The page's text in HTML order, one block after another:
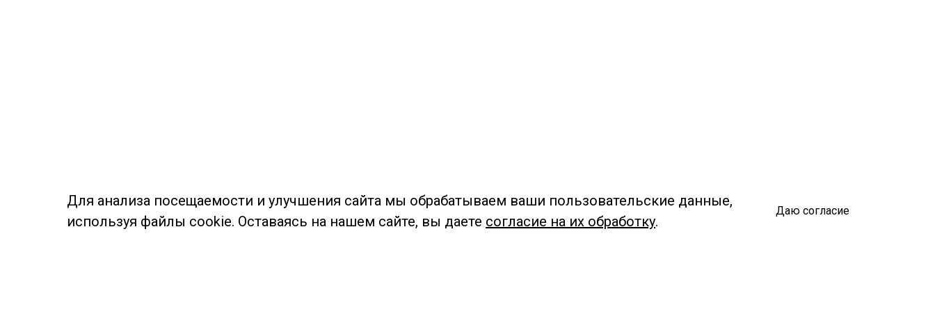
Для анализа посещаемости и улучшения сайта мы обрабатываем ваши пользовательские данные,
используя файлы cookie. Оставаясь на нашем сайте, вы даете согласие на их обработку.
Даю согласие